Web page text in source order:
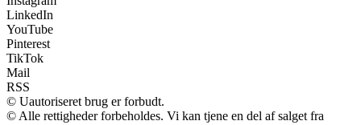
LinkedIn
YouTube
Pinterest
TikTok
Mail
RSS
© Uautoriseret brug er forbudt.
© Alle rettigheder forbeholdes. Vi kan tjene en del af salget fra